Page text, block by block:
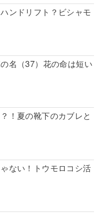
ンドリフト？ビシャモ
名（37）花の命は短い
！夏の靴下のカブレと
ない！トウモロコシ活